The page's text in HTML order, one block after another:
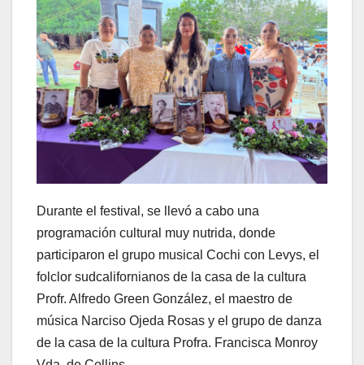
Durante el festival, se llevó a cabo una
programación cultural muy nutrida, donde
participaron el grupo musical Cochi con Levys, el
folclor sudcalifornianos de la casa de la cultura
Profr. Alfredo Green González, el maestro de
música Narciso Ojeda Rosas y el grupo de danza
de la casa de la cultura Profra. Francisca Monroy